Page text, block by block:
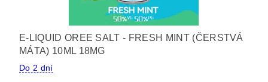
E-LIQUID OREE SALT - FRESH MINT (ČERSTVÁ
MÁTA) 10ML 18MG
Do 2 dní